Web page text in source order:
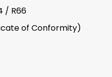
/ R66
of Conformity)